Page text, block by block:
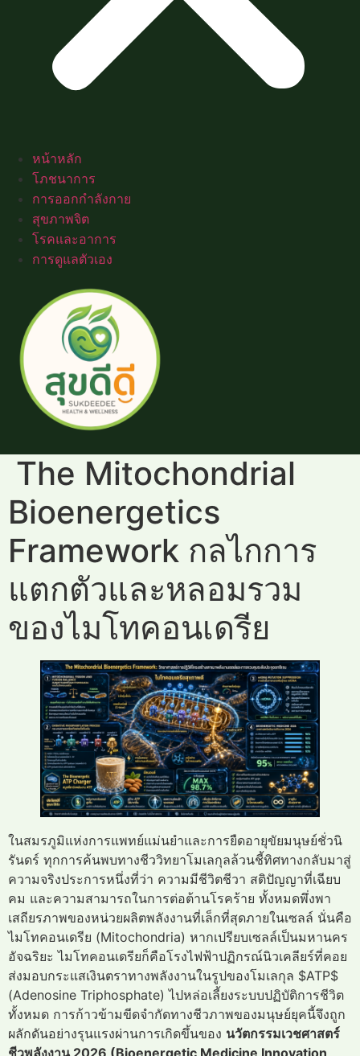
หน้าหลัก
โภชนาการ
การออกกำลังกาย
สุขภาพจิต
โรคและอาการ
การดูแลตัวเอง
The Mitochondrial
Bioenergetics
Framework กลไกการ
แตกตัวและหลอมรวม
ของไมโทคอนเดรีย
ในสมรภูมิแห่งการแพทย์แม่นยำและการยืดอายุขัยมนุษย์ชั่วนิ
รันดร์ ทุกการค้นพบทางชีววิทยาโมเลกุลล้วนชี้ทิศทางกลับมาสู่
ความจริงประการหนึ่งที่ว่า ความมีชีวิตชีวา สติปัญญาที่เฉียบ
คม และความสามารถในการต่อต้านโรคร้าย ทั้งหมดพึ่งพา
เสถียรภาพของหน่วยผลิตพลังงานที่เล็กที่สุดภายในเซลล์ นั่นคือ
ไมโทคอนเดรีย (Mitochondria) หากเปรียบเซลล์เป็นมหานคร
อัจฉริยะ ไมโทคอนเดรียก็คือโรงไฟฟ้าปฏิกรณ์นิวเคลียร์ที่คอย
ส่งมอบกระแสเงินตราทางพลังงานในรูปของโมเลกุล $ATP$
(Adenosine Triphosphate) ไปหล่อเลี้ยงระบบปฏิบัติการชีวิต
ทั้งหมด การก้าวข้ามขีดจำกัดทางชีวภาพของมนุษย์ยุคนี้จึงถูก
ผลักดันอย่างรุนแรงผ่านการเกิดขึ้นของ นวัตกรรมเวชศาสตร์
ชีวพลังงาน 2026 (Bioenergetic Medicine Innovation